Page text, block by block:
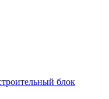
блок